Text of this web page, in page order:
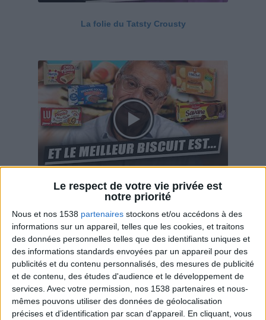
Le respect de votre vie privée est
notre priorité
Nous et nos 1538 partenaires stockons et/ou accédons à des
informations sur un appareil, telles que les cookies, et traitons
des données personnelles telles que des identifiants uniques et
des informations standards envoyées par un appareil pour des
publicités et du contenu personnalisés, des mesures de publicité
et de contenu, des études d'audience et le développement de
services. Avec votre permission, nos 1538 partenaires et nous-
mêmes pouvons utiliser des données de géolocalisation
précises et d’identification par scan d'appareil. En cliquant, vous
La folie du Tatsty Crousty
Savane, LU, Pepito, Harrys... Que valent vraiment
ces gâteaux ?
Webinaires en direct Voir tout